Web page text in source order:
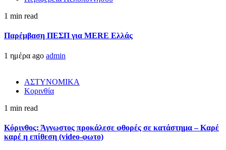
1 min read
Παρέμβαση ΠΕΣΠ για MERE Ελλάς
1 ημέρα ago admin
ΑΣΤΥΝΟΜΙΚΑ
Κορινθία
1 min read
Κόρινθος: Άγνωστος προκάλεσε φθορές σε κατάστημα – Καρέ
καρέ η επίθεση (video-φωτο)